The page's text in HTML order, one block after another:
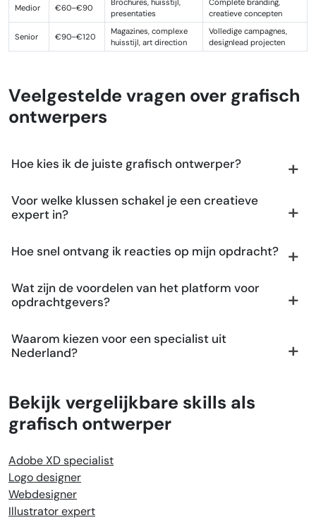
Medior €60–€90
presentaties
creatieve concepten
Senior €90–€120
Magazines, complexe
huisstijl, art direction
Volledige campagnes,
designlead projecten
Veelgestelde vragen over grafisch
ontwerpers
Hoe kies ik de juiste grafisch ontwerper?
Voor welke klussen schakel je een creatieve
expert in?
Hoe snel ontvang ik reacties op mijn opdracht?
Wat zijn de voordelen van het platform voor
opdrachtgevers?
Waarom kiezen voor een specialist uit
Nederland?
Bekijk vergelijkbare skills als
grafisch ontwerper
Adobe XD specialist
Logo designer
Webdesigner
Illustrator expert